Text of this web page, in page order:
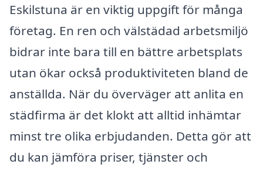
Eskilstuna är en viktig uppgift för många
företag. En ren och välstädad arbetsmiljö
bidrar inte bara till en bättre arbetsplats
utan ökar också produktiviteten bland de
anställda. När du överväger att anlita en
städfirma är det klokt att alltid inhämtar
minst tre olika erbjudanden. Detta gör att
du kan jämföra priser, tjänster och